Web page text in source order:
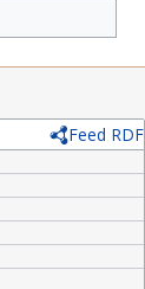
Feed RDF